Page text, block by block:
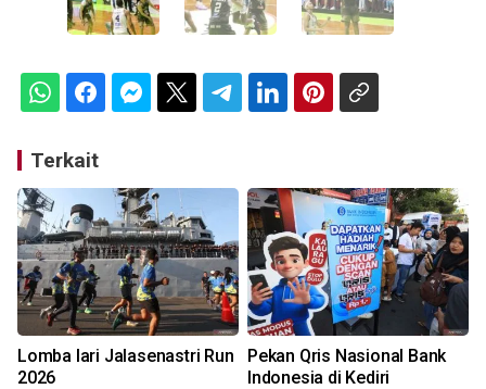
Terkait
Lomba lari Jalasenastri Run
2026
Pekan Qris Nasional Bank
Indonesia di Kediri